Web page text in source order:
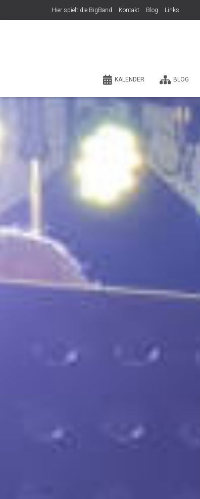
Hier spielt die BigBand Kontakt Blog Links
KALENDER BLOG